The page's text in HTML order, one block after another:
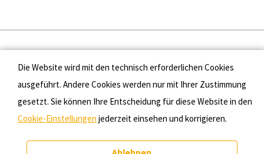
Presse
Kontakt
Datenschutz
Die Website wird mit den technisch erforderlichen Cookies
ausgeführt. Andere Cookies werden nur mit Ihrer Zustimmung
gesetzt. Sie können Ihre Entscheidung für diese Website in den
Cookie-Einstellungen jederzeit einsehen und korrigieren.